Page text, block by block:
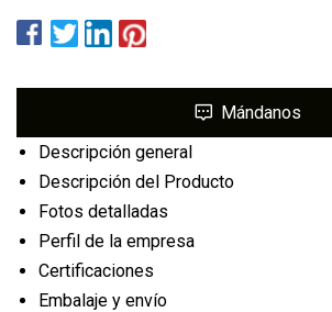
Mándanos
Descripción general
Descripción del Producto
Fotos detalladas
Perfil de la empresa
Certificaciones
Embalaje y envío